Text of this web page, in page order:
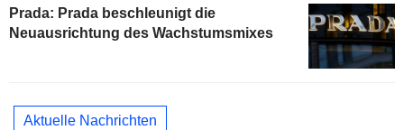
Prada: Prada beschleunigt die
Neuausrichtung des Wachstumsmixes
Aktuelle Nachrichten